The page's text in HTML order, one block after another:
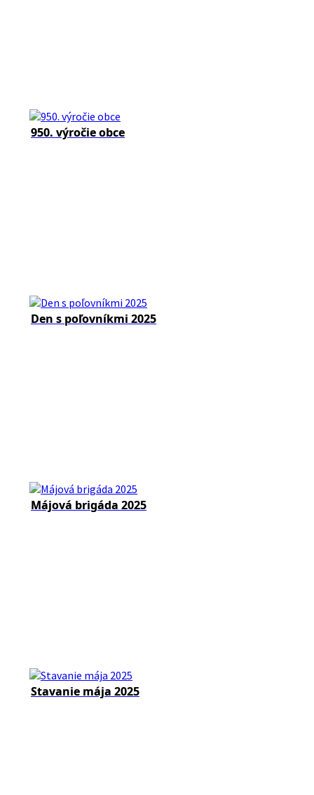
950. výročie obce
Den s poľovníkmi 2025
Májová brigáda 2025
Stavanie mája 2025